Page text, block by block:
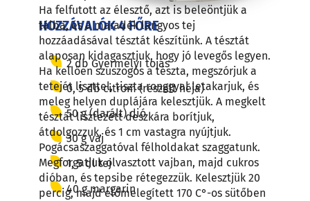
HOZZÁVALÓK 4 FŐRE
2 db Gyermelyi tojás
0, 5 db citrom (reszelt héja)
50 g (darált) dió
30 g vaj
1, 5 dl tej
40 g margarin
Ha felfutott az élesztő, azt is beleöntjük a
tálba, és a maradék langyos tej
hozzáadásával tésztát készítünk. A tésztát
alaposan kidagasztjuk, hogy jó levegős legyen.
Ha kellően szuszogós a tészta, megszórjuk a
tetejét liszttel, tiszta ronggyal letakarjuk, és
meleg helyen duplájára kelesztjük. A megkelt
tésztát lisztezett deszkára borítjuk,
átdolgozzuk, és 1 cm vastagra nyújtjuk.
Pogácsaszaggatóval félholdakat szaggatunk.
Megforgatjuk olvasztott vajban, majd cukros
dióban, és tepsibe rétegezzük. Kelesztjük 20
percig, majd előmelegített 170 C°-os sütőben